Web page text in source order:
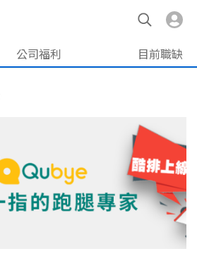
公司福利 目前職缺